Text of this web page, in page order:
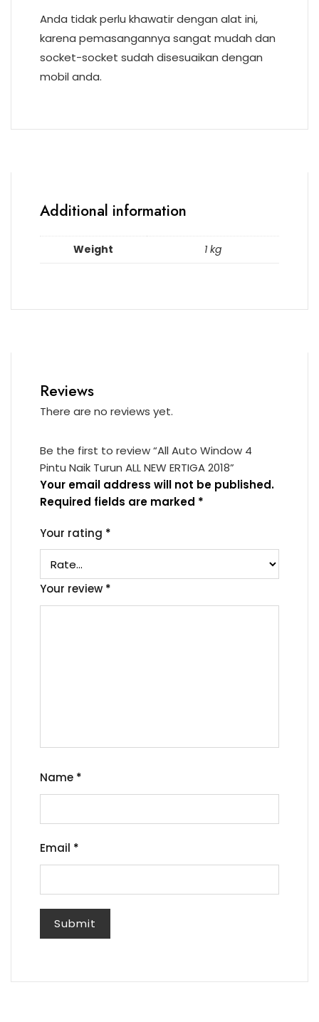
Anda tidak perlu khawatir dengan alat ini,
karena pemasangannya sangat mudah dan
socket-socket sudah disesuaikan dengan
mobil anda.
Additional information
Weight 1 kg
Reviews
There are no reviews yet.
Be the first to review “All Auto Window 4
Pintu Naik Turun ALL NEW ERTIGA 2018”
Your email address will not be published.
Required fields are marked *
Your rating *
Your review *
Name *
Email *